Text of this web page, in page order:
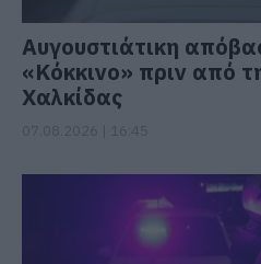
Αυγουστιάτικη
«Κόκκινο» πριν από
Χαλκίδας